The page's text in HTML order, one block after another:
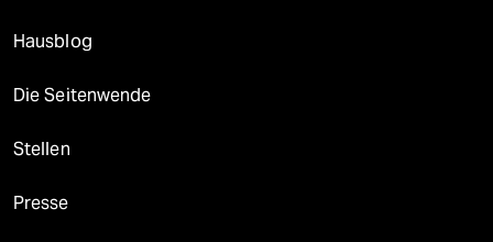
Hausblog
Die Seitenwende
Stellen
Presse